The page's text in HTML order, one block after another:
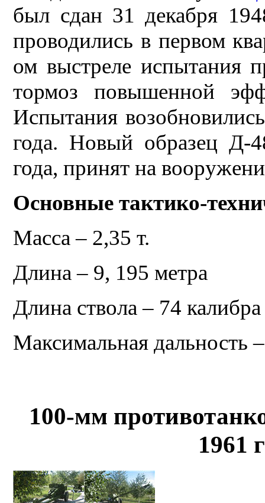
был сдан 31 декабря
проводились в первом
ом выстреле испытания
тормоз повышенной
Испытания
года. Новый образец Д-
года, принят на
Основные тактико-
Масса – 2,35 т.
Длина – 9, 195 метра
Длина ствола – 74 калибра
Максимальная дальность
100-мм
1961